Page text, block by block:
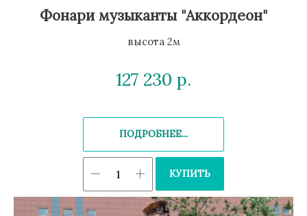
Фонари музыканты "Аккордеон"
высота 2м
127 230 р.
ПОДРОБНЕЕ...
КУПИТЬ